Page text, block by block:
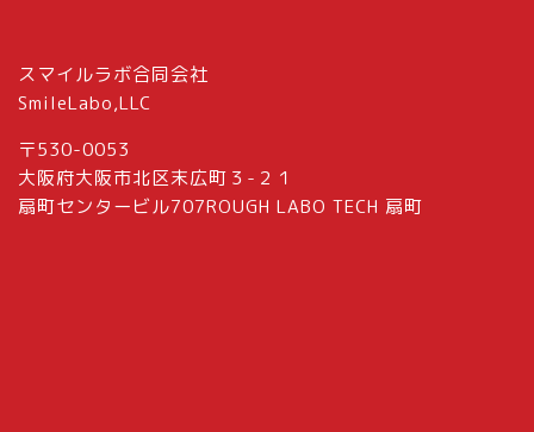
スマイルラボ合同会社
SmileLabo,LLC
〒530-0053
大阪府大阪市北区末広町３-２１
扇町センタービル707ROUGH LABO TECH 扇町